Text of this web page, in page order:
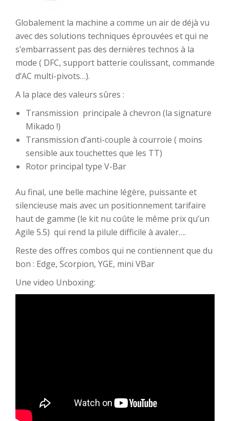
Globalement la machine a comme un air de déjà vu
avec des solutions techniques éprouvées et qui ne
s’embarrassent pas des dernières technos à la
mode ( DFC, support batterie coulissant, commande
d’AC multi-pivots…).
A la place des valeurs sûres :
Transmission principale à chevron (la signature
Mikado !)
Transmission d’anti-couple à courroie ( moins
sensible aux touchettes que les TT)
Rotor principal type V-Bar
Au final, une belle machine légère, puissante et
silencieuse mais avec un positionnement tarifaire
haut de gamme (le kit nu coûte le même prix qu’un
Agile 5.5) qui rend la pilule difficile à avaler….
Reste des offres combos qui ne contiennent que du
bon : Edge, Scorpion, YGE, mini VBar
Une video Unboxing: